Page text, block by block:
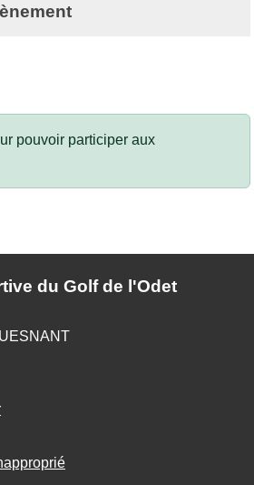
pouvoir participer aux
du Golf de l'Odet